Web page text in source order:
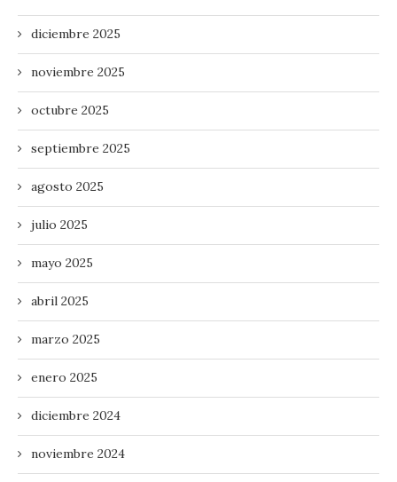
diciembre 2025
noviembre 2025
octubre 2025
septiembre 2025
agosto 2025
julio 2025
mayo 2025
abril 2025
marzo 2025
enero 2025
diciembre 2024
noviembre 2024